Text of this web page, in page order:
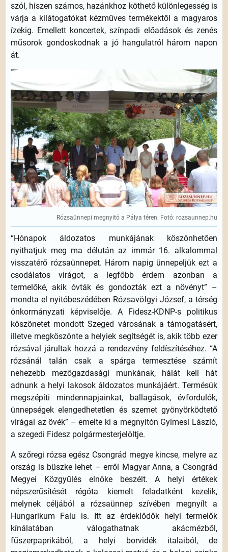
szól, hiszen számos, hazánkhoz köthető különlegesség is
várja a kilátogatókat kézműves termékektől a magyaros
ízekig. Emellett koncertek, színpadi előadások és zenés
műsorok gondoskodnak a jó hangulatról három napon
át.
Rózsaünnepi megnyitó a Pálya téren. Fotó: rozsaunnep.hu
“Hónapok áldozatos munkájának köszönhetően
nyithatjuk meg ma délután az immár 16. alkalommal
visszatérő rózsaünnepet. Három napig ünnepeljük ezt a
csodálatos virágot, a legfőbb érdem azonban a
termelőké, akik óvták és gondozták ezt a növényt” –
mondta el nyitóbeszédében Rózsavölgyi József, a térség
önkormányzati képviselője. A Fidesz-KDNP-s politikus
köszönetet mondott Szeged városának a támogatásért,
illetve megköszönte a helyiek segítségét is, akik több ezer
rózsával járultak hozzá a rendezvény feldíszítéséhez. “A
rózsánál talán csak a spárga termesztése számít
nehezebb mezőgazdasági munkának, hálát kell hát
adnunk a helyi lakosok áldozatos munkájáért. Termésük
megszépíti mindennapjainkat, ballagások, évfordulók,
ünnepségek elengedhetetlen és szemet gyönyörködtető
virágai az övék” – emelte ki a megnyitón Gyimesi László,
a szegedi Fidesz polgármesterjelöltje.
A szőregi rózsa egész Csongrád megye kincse, melyre az
ország is büszke lehet – erről Magyar Anna, a Csongrád
Megyei Közgyűlés elnöke beszélt. A helyi értékek
népszerűsítését régóta kiemelt feladatként kezelik,
melynek céljából a rózsaünnep szívében megnyílt a
Hungarikum Falu is. Itt az érdeklődők helyi termelők
kínálatában válogathatnak akácmézből,
fűszerpaprikából, a helyi borvidék italaiból, de